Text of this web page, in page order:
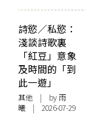
詩慾／私慾：
淺談詩歌裏
「紅豆」意象
及時間的「到
此一遊」
其他 | by 雨
曦 | 2026-07-29